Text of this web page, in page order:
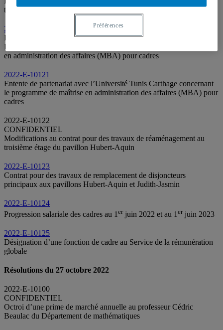
technologie de l’information et des communications (PRATIC)
2022-E-10120
Renouvellement de l’Entente de partenariat avec l’University of
Economics Ho Chi Minh City concernant le programme de maîtrise
en administration des affaires (MBA) pour cadres
2022-E-10121
Entente de partenariat avec l’Université Tunis Carthage concernant
le programme de maîtrise en administration des affaires (MBA) pour
cadres
2022-E-10122
CONFIDENTIEL
Modifications au contrat pour des travaux de réaménagement au
troisième étage du pavillon Hubert-Aquin
2022-E-10123
Contrat pour des travaux de remplacement de disjoncteurs
principaux aux pavillons Hubert-Aquin et Judith-Jasmin
2022-E-10124
Progression salariale des cadres au 1 erjuin 2022 et au 1 erjuin 2023
2022-E-10125
Désignation d’une fonction de cadre au Service de la rémunération
globale
Résolutions du 27 octobre 2022
2022-E-10100
CONFIDENTIEL
Octroi d’une prime de marché annuelle au professeur Cédric
Beaulac du Département de mathématiques
Préférences